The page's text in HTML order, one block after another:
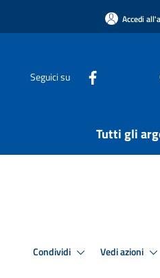
Accedi
Seguici su
Tutti gli
Condividi Vedi azioni